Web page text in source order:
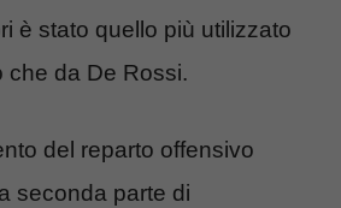
è stato quello più utilizzato
che da De Rossi.
del reparto offensivo
seconda parte di